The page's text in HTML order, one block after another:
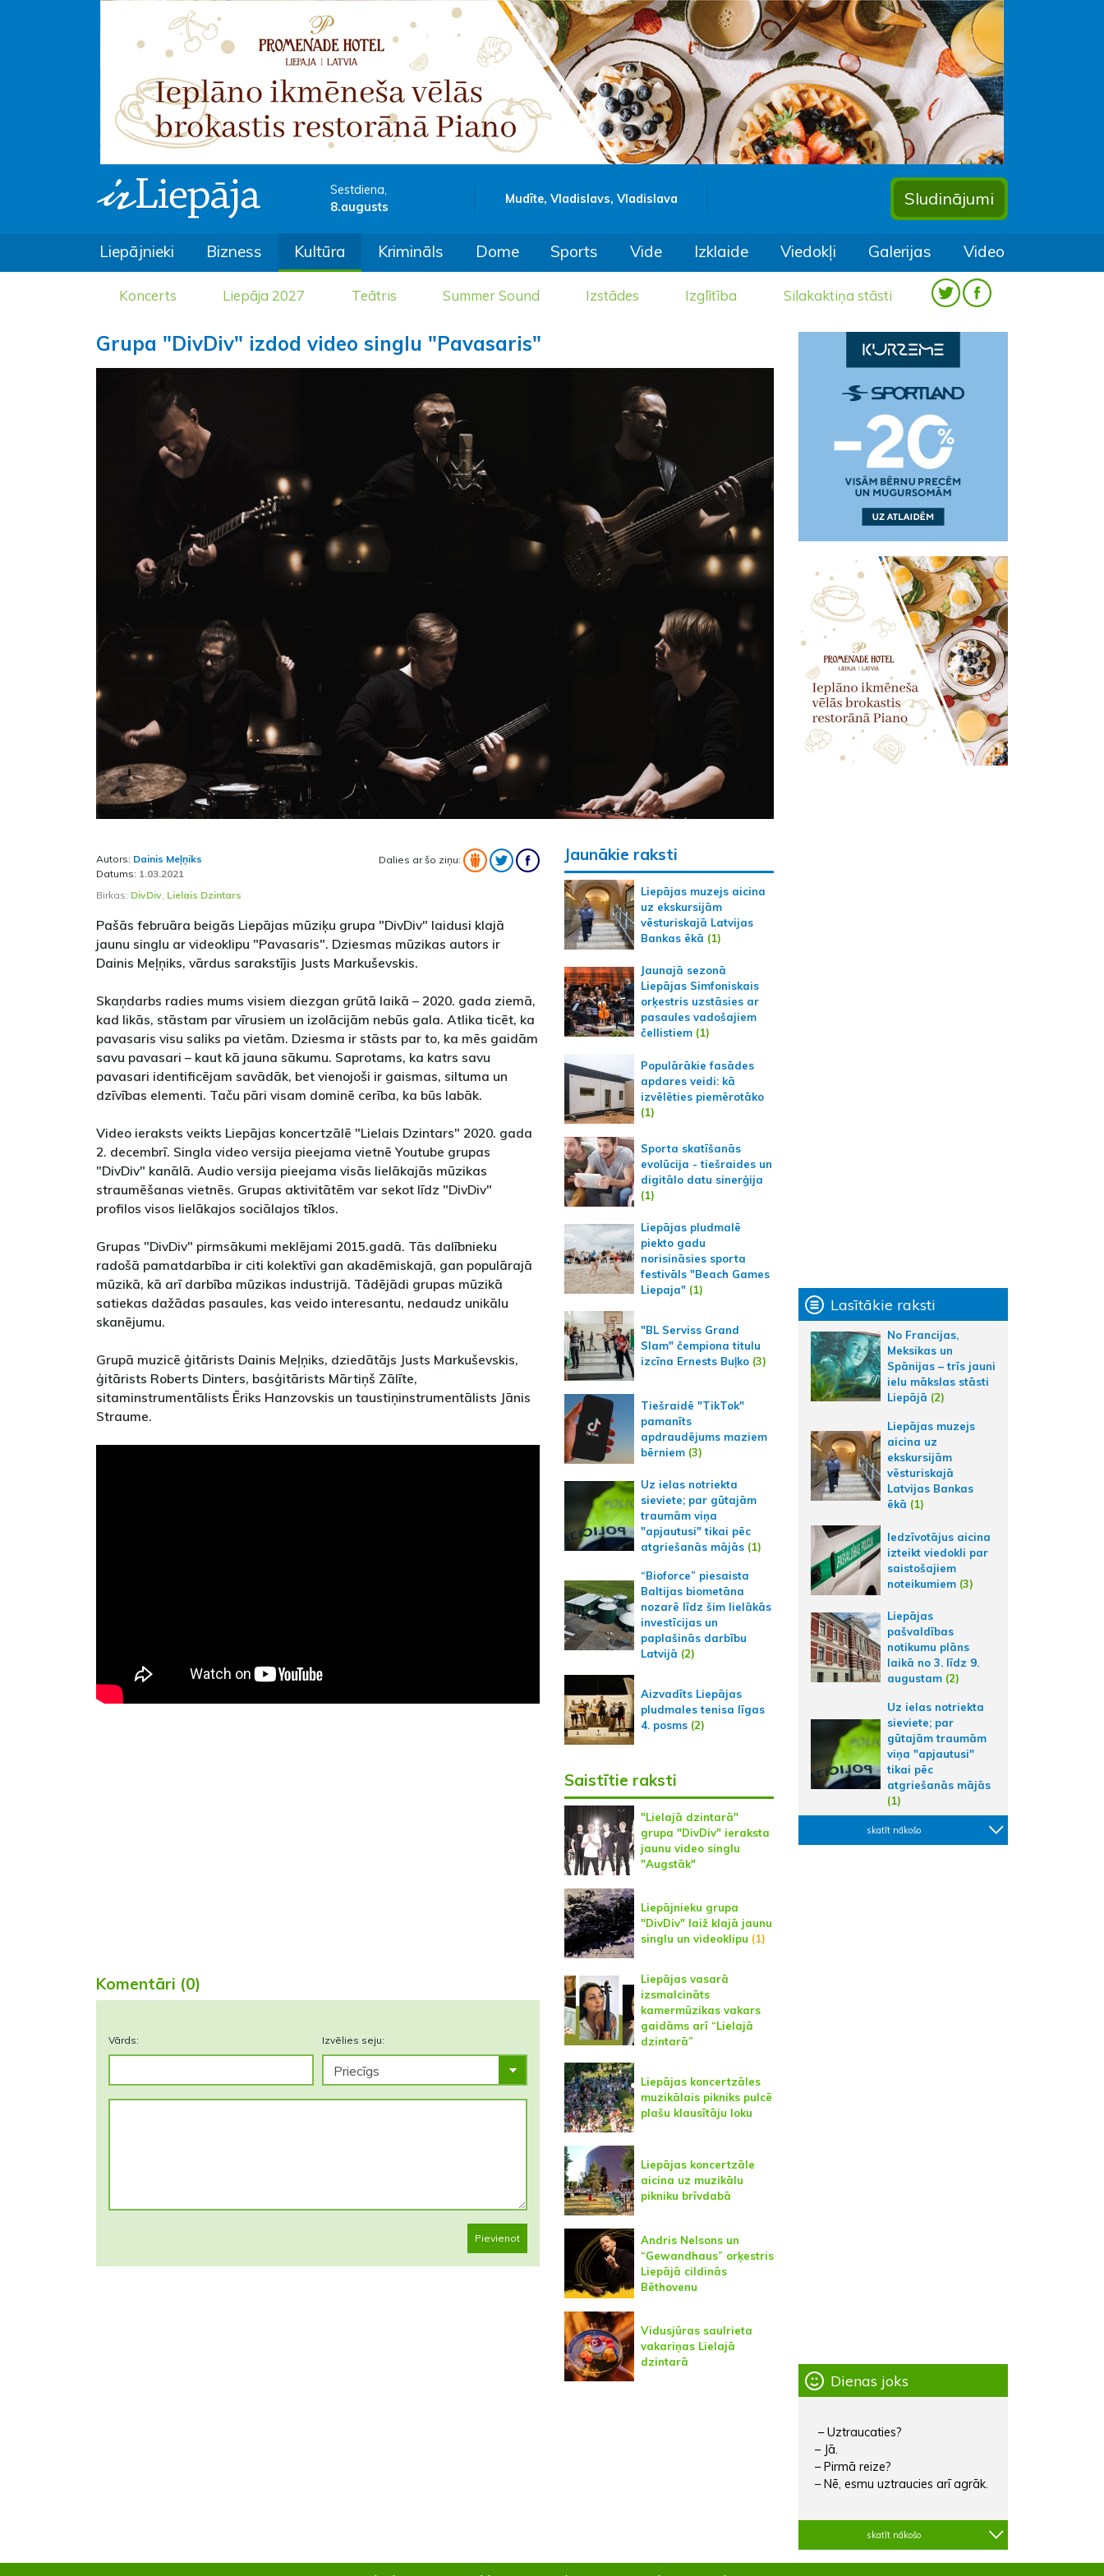
Sestdiena,
8.augusts
Mudīte, Vladislavs, Vladislava Sludinājumi
Liepājnieki Bizness Kultūra Krimināls Dome Sports Vide Izklaide Viedokļi Galerijas Video
Koncerts Liepāja 2027 Teātris Summer Sound Izstādes Izglītība Silakaktiņa stāsti
Grupa "DivDiv" izdod video singlu "Pavasaris"
Autors: Dainis Meļņiks
Datums: 1.03.2021
Dalies ar šo ziņu:
Birkas: DivDiv, Lielais Dzintars
Pašās februāra beigās Liepājas mūziķu grupa "DivDiv" laidusi klajā
jaunu singlu ar videoklipu "Pavasaris". Dziesmas mūzikas autors ir
Dainis Meļņiks, vārdus sarakstījis Justs Markuševskis.
Skaņdarbs radies mums visiem diezgan grūtā laikā – 2020. gada ziemā,
kad likās, stāstam par vīrusiem un izolācijām nebūs gala. Atlika ticēt, ka
pavasaris visu saliks pa vietām. Dziesma ir stāsts par to, ka mēs gaidām
savu pavasari – kaut kā jauna sākumu. Saprotams, ka katrs savu
pavasari identificējam savādāk, bet vienojoši ir gaismas, siltuma un
dzīvības elementi. Taču pāri visam dominē cerība, ka būs labāk.
Video ieraksts veikts Liepājas koncertzālē "Lielais Dzintars" 2020. gada
2. decembrī. Singla video versija pieejama vietnē Youtube grupas
"DivDiv" kanālā. Audio versija pieejama visās lielākajās mūzikas
straumēšanas vietnēs. Grupas aktivitātēm var sekot līdz "DivDiv"
profilos visos lielākajos sociālajos tīklos.
Grupas "DivDiv" pirmsākumi meklējami 2015.gadā. Tās dalībnieku
radošā pamatdarbība ir citi kolektīvi gan akadēmiskajā, gan populārajā
mūzikā, kā arī darbība mūzikas industrijā. Tādējādi grupas mūzikā
satiekas dažādas pasaules, kas veido interesantu, nedaudz unikālu
skanējumu.
Grupā muzicē ģitārists Dainis Meļņiks, dziedātājs Justs Markuševskis,
ģitārists Roberts Dinters, basģitārists Mārtiņš Zālīte,
sitaminstrumentālists Ēriks Hanzovskis un taustiņinstrumentālists Jānis
Straume.
Komentāri (0)
Vārds: Izvēlies seju:
Pievienot
Jaunākie raksti
Liepājas muzejs aicina
uz ekskursijām
vēsturiskajā Latvijas
Bankas ēkā (1)
Jaunajā sezonā
Liepājas Simfoniskais
orķestris uzstāsies ar
pasaules vadošajiem
čellistiem(1)
Populārākie fasādes
apdares veidi: kā
izvēlēties piemērotāko
(1)
Sporta skatīšanās
evolūcija - tiešraides un
digitālo datu sinerģija
(1)
Liepājas pludmalē
piekto gadu
norisināsies sporta
festivāls "Beach Games
Liepaja"(1)
"BL Serviss Grand
Slam" čempiona titulu
izcīna Ernests Buļko(3)
Tiešraidē "TikTok"
pamanīts
apdraudējums maziem
bērniem(3)
Uz ielas notriekta
sieviete; par gūtajām
traumām viņa
"apjautusi" tikai pēc
atgriešanās mājās(1)
“Bioforce” piesaista
Baltijas biometāna
nozarē līdz šim lielākās
investīcijas un
paplašinās darbību
Latvijā (2)
Aizvadīts Liepājas
pludmales tenisa līgas
4. posms(2)
Saistītie raksti
"Lielajā dzintarā"
grupa "DivDiv" ieraksta
jaunu video singlu
"Augstāk"
Liepājnieku grupa
"DivDiv" laiž klajā jaunu
singlu un videoklipu (1)
Liepājas vasarā
izsmalcināts
kamermūzikas vakars
gaidāms arī “Lielajā
dzintarā”
Liepājas koncertzāles
muzikālais pikniks pulcē
plašu klausītāju loku
Liepājas koncertzāle
aicina uz muzikālu
pikniku brīvdabā
Andris Nelsons un
“Gewandhaus” orķestris
Liepājā cildinās
Bēthovenu
Vidusjūras saulrieta
vakariņas Lielajā
dzintarā
Lasītākie raksti
No Francijas,
Meksikas un
Spānijas – trīs jauni
ielu mākslas stāsti
Liepājā (2)
Liepājas muzejs
aicina uz
ekskursijām
vēsturiskajā
Latvijas Bankas
ēkā (1)
Iedzīvotājus aicina
izteikt viedokli par
saistošajiem
noteikumiem (3)
Liepājas
pašvaldības
notikumu plāns
laikā no 3. līdz 9.
augustam (2)
Uz ielas notriekta
sieviete; par
gūtajām traumām
viņa "apjautusi"
tikai pēc
atgriešanās mājās
(1)
skatīt nākošo
Dienas joks
– Uztraucaties?
– Jā.
– Pirmā reize?
– Nē, esmu uztraucies arī agrāk.
skatīt nākošo